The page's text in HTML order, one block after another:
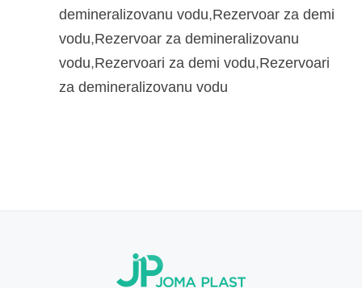
demineralizovanu vodu,Rezervoar za demi
vodu,Rezervoar za demineralizovanu
vodu,Rezervoari za demi vodu,Rezervoari
za demineralizovanu vodu